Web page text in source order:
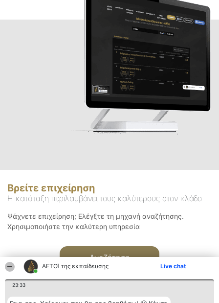
ΑΕΤΟΊ της εκπαίδευσης Live chat
23:33
Βρείτε επιχείρηση
Η κατάταξη περιλαμβάνει τους καλύτερους στον κλάδο
Ψάχνετε επιχείρηση; Ελέγξτε τη μηχανή αναζήτησης.
Χρησιμοποιήστε την καλύτερη υπηρεσία
Αναζήτηση